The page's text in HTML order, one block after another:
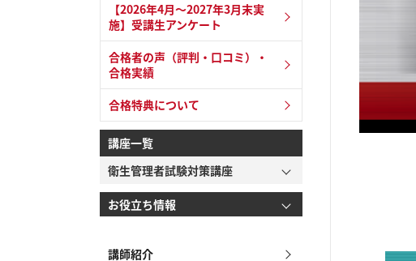
【2026年4月～2027年3月末実
施】受講生アンケート
合格者の声（評判・口コミ）・
合格実績
合格特典について
講座一覧
衛生管理者試験対策講座
お役立ち情報
講師紹介